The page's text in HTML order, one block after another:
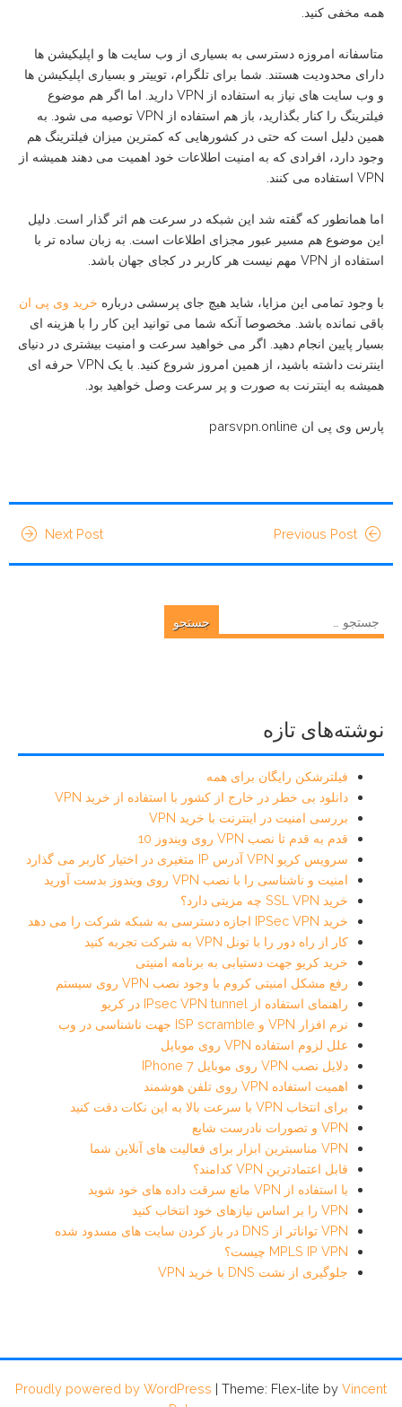
همه مخفی کنید.
متاسفانه امروزه دسترسی به بسیاری از وب سایت ها و اپلیکیشن ها
دارای محدودیت هستند. شما برای تلگرام، توییتر و بسیاری اپلیکیشن ها
و وب سایت های نیاز به استفاده از VPN دارید. اما اگر هم موضوع
فیلترینگ را کنار بگذارید، باز هم استفاده از VPN توصیه می شود. به
همین دلیل است که حتی در کشورهایی که کمترین میزان فیلترینگ هم
وجود دارد، افرادی که به امنیت اطلاعات خود اهمیت می دهند همیشه از
VPN استفاده می کنند.
اما همانطور که گفته شد این شبکه در سرعت هم اثر گذار است. دلیل
این موضوع هم مسیر عبور مجزای اطلاعات است. به زبان ساده تر با
استفاده از VPN مهم نیست هر کاربر در کجای جهان باشد.
با وجود تمامی این مزایا، شاید هیچ جای پرسشی درباره خرید وی پی ان
باقی نمانده باشد. مخصوصا آنکه شما می توانید این کار را با هزینه ای
بسیار پایین انجام دهید. اگر می خواهید سرعت و امنیت بیشتری در دنیای
اینترنت داشته باشید، از همین امروز شروع کنید. با یک VPN حرفه ای
همیشه به اینترنت به صورت و پر سرعت وصل خواهید بود.
پارس وی پی ان parsvpn.online
Previous Post
Next Post
برای:
نوشته‌های تازه
فیلترشکن رایگان برای همه
دانلود بی خطر در خارج از کشور با استفاده از خرید VPN
بررسی امنیت در اینترنت با خرید VPN
قدم به قدم تا نصب VPN روی ویندوز 10
سرویس کریو VPN آدرس IP متغیری در اختیار کاربر می گذارد
امنیت و ناشناسی را با نصب VPN روی ویندوز بدست آورید
خرید SSL VPN چه مزیتی دارد؟
خرید IPSec VPN اجازه دسترسی به شبکه شرکت را می دهد
کار از راه دور را با تونل VPN به شرکت تجربه کنید
خرید کریو جهت دستیابی به برنامه امنیتی
رفع مشکل امنیتی کروم با وجود نصب VPN روی سیستم
راهنمای استفاده از IPsec VPN tunnel در کریو
نرم افزار VPN و ISP scramble جهت ناشناسی در وب
علل لزوم استفاده VPN روی موبایل
دلایل نصب VPN روی موبایل IPhone 7
اهمیت استفاده VPN روی تلفن هوشمند
برای انتخاب VPN با سرعت بالا به این نکات دقت کنید
VPN و تصورات نادرست شایع
VPN مناسبترین ابزار برای فعالیت های آنلاین شما
قابل اعتمادترین VPN کدامند؟
با استفاده از VPN مانع سرقت داده های خود شوید
VPN را بر اساس نیازهای خود انتخاب کنید
VPN تواناتر از DNS در باز کردن سایت های مسدود شده
MPLS IP VPN چیست؟
جلوگیری از نشت DNS با خرید VPN
Proudly powered by WordPress | Theme: Flex-lite by Vincent